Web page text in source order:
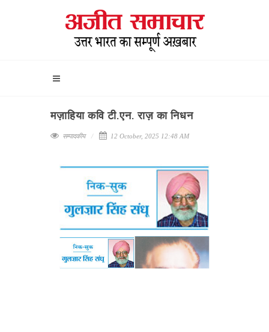
मज़ाहिया कवि टी.एन. राज़ का निधन
सम्पादकीय 12 October, 2025 12:48 AM